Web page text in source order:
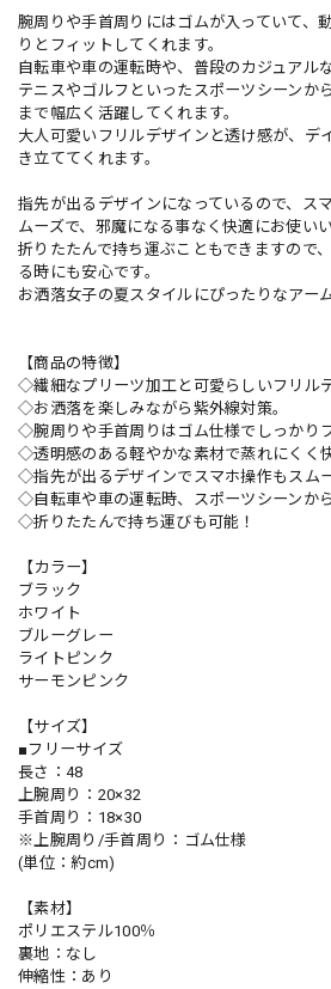
腕周りや手首周りにはゴムが入っていて、
りとフィットしてくれます。
自転車や車の運転時や、普段のカジュアル
テニスやゴルフといったスポーツシーンか
まで幅広く活躍してくれます。
大人可愛いフリルデザインと透け感が、デ
き立ててくれます。
指先が出るデザインになっているので、ス
ムーズで、邪魔になる事なく快適にお使い
折りたたんで持ち運ぶこともできますので
る時にも安心です。
お洒落女子の夏スタイルにぴったりなアー
【商品の特徴】
◇繊細なプリーツ加工と可愛らしいフリル
◇お洒落を楽しみながら紫外線対策。
◇腕周りや手首周りはゴム仕様でしっかり
◇透明感のある軽やかな素材で蒸れにくく
◇指先が出るデザインでスマホ操作もスムー
◇自転車や車の運転時、スポーツシーンか
◇折りたたんで持ち運びも可能！
【カラー】
ブラック
ホワイト
ブルーグレー
ライトピンク
サーモンピンク
【サイズ】
■フリーサイズ
長さ：48
上腕周り：20×32
手首周り：18×30
※上腕周り/手首周り：ゴム仕様
(単位：約cm)
【素材】
ポリエステル100％
裏地：なし
伸縮性：あり